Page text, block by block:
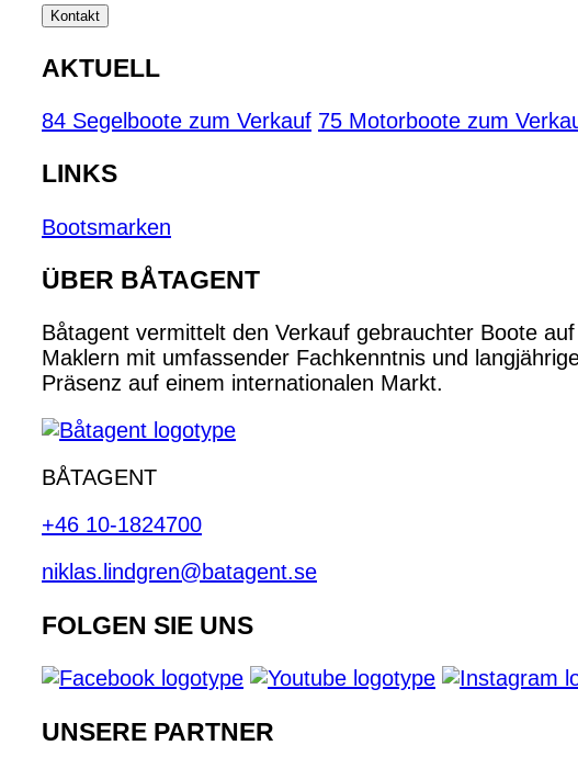
Kontakt
AKTUELL
84 Segelboote zum Verkauf 75 Motorboote zum
LINKS
Bootsmarken
ÜBER BÅTAGENT
Båtagent vermittelt den Verkauf gebrauchter Boote
Maklern mit umfassender Fachkenntnis und
Präsenz auf einem internationalen Markt.
BÅTAGENT
+46 10-1824700
niklas.lindgren@batagent.se
FOLGEN SIE UNS
UNSERE PARTNER